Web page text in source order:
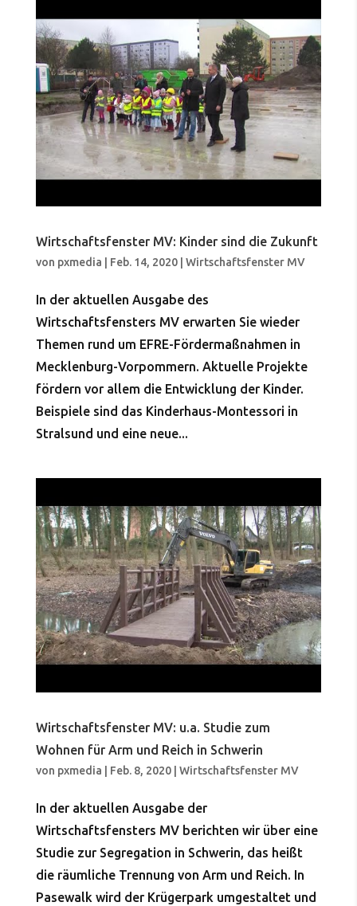
Wirtschaftsfenster MV: Kinder sind die Zukunft
von pxmedia Feb. 14, 2020| Wirtschaftsfenster MV
In der aktuellen Ausgabe des
Wirtschaftsfensters MV erwarten Sie wieder
Themen rund um EFRE-Fördermaßnahmen in
Mecklenburg-Vorpommern. Aktuelle Projekte
fördern vor allem die Entwicklung der Kinder.
Beispiele sind das Kinderhaus-Montessori in
Stralsund und eine neue...
Wirtschaftsfenster MV: u.a. Studie zum
Wohnen für Arm und Reich in Schwerin
von pxmedia Feb. 8, 2020| Wirtschaftsfenster MV
In der aktuellen Ausgabe der
Wirtschaftsfensters MV berichten wir über eine
Studie zur Segregation in Schwerin, das heißt
die räumliche Trennung von Arm und Reich. In
Pasewalk wird der Krügerpark umgestaltet und